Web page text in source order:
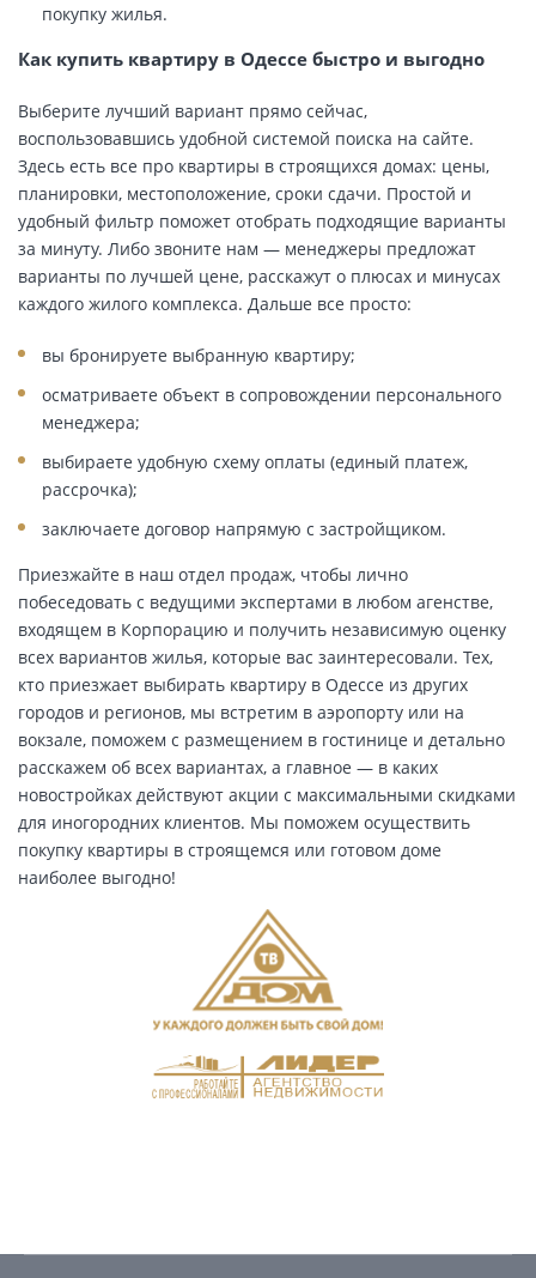
покупку жилья.
Как купить квартиру в Одессе быстро и выгодно
Выберите лучший вариант прямо сейчас,
воспользовавшись удобной системой поиска на сайте.
Здесь есть все про квартиры в строящихся домах: цены,
планировки, местоположение, сроки сдачи. Простой и
удобный фильтр поможет отобрать подходящие варианты
за минуту. Либо звоните нам — менеджеры предложат
варианты по лучшей цене, расскажут о плюсах и минусах
каждого жилого комплекса. Дальше все просто:
вы бронируете выбранную квартиру;
осматриваете объект в сопровождении персонального
менеджера;
выбираете удобную схему оплаты (единый платеж,
рассрочка);
заключаете договор напрямую с застройщиком.
Приезжайте в наш отдел продаж, чтобы лично
побеседовать с ведущими экспертами в любом агенстве,
входящем в Корпорацию и получить независимую оценку
всех вариантов жилья, которые вас заинтересовали. Тех,
кто приезжает выбирать квартиру в Одессе из других
городов и регионов, мы встретим в аэропорту или на
вокзале, поможем с размещением в гостинице и детально
расскажем об всех вариантах, а главное — в каких
новостройках действуют акции с максимальными скидками
для иногородних клиентов. Мы поможем осуществить
покупку квартиры в строящемся или готовом доме
наиболее выгодно!